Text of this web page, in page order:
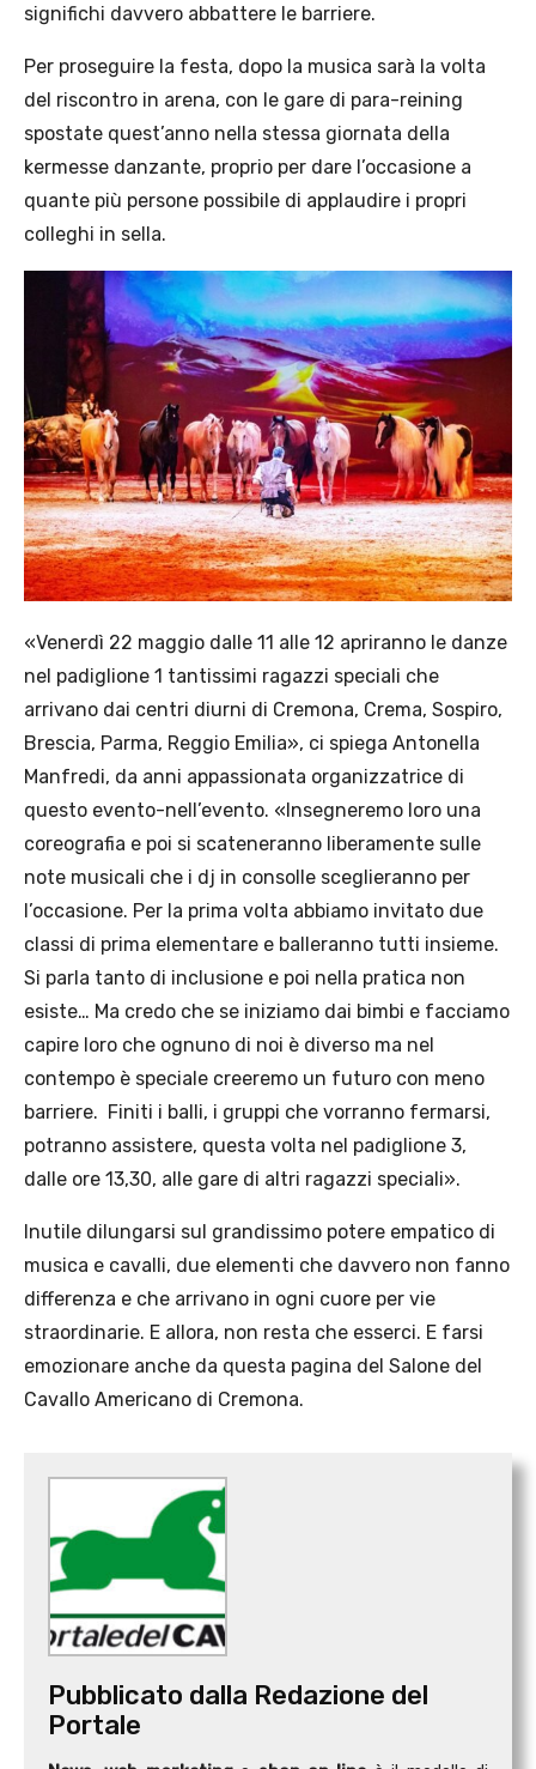
significhi davvero abbattere le barriere.
Per proseguire la festa, dopo la musica sarà la volta
del riscontro in arena, con le gare di para-reining
spostate quest’anno nella stessa giornata della
kermesse danzante, proprio per dare l’occasione a
quante più persone possibile di applaudire i propri
colleghi in sella.
«Venerdì 22 maggio dalle 11 alle 12 apriranno le danze
nel padiglione 1 tantissimi ragazzi speciali che
arrivano dai centri diurni di Cremona, Crema, Sospiro,
Brescia, Parma, Reggio Emilia», ci spiega Antonella
Manfredi, da anni appassionata organizzatrice di
questo evento-nell’evento. «Insegneremo loro una
coreografia e poi si scateneranno liberamente sulle
note musicali che i dj in consolle sceglieranno per
l’occasione. Per la prima volta abbiamo invitato due
classi di prima elementare e balleranno tutti insieme.
Si parla tanto di inclusione e poi nella pratica non
esiste… Ma credo che se iniziamo dai bimbi e facciamo
capire loro che ognuno di noi è diverso ma nel
contempo è speciale creeremo un futuro con meno
barriere. Finiti i balli, i gruppi che vorranno fermarsi,
potranno assistere, questa volta nel padiglione 3,
dalle ore 13,30, alle gare di altri ragazzi speciali».
Inutile dilungarsi sul grandissimo potere empatico di
musica e cavalli, due elementi che davvero non fanno
differenza e che arrivano in ogni cuore per vie
straordinarie. E allora, non resta che esserci. E farsi
emozionare anche da questa pagina del Salone del
Cavallo Americano di Cremona.
Pubblicato dalla Redazione del
Portale